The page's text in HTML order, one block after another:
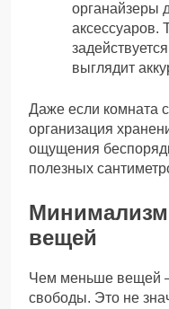
органайзеры
аксессуаров.
выглядит
Даже если комната
организация
ощущения
полезных
Минимализм
вещей
Чем меньше вещей
свободы. Это не